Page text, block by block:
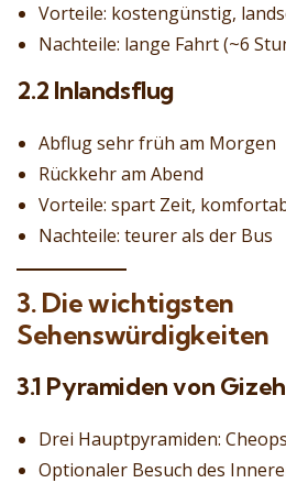
Vorteile: kostengünstig,
Nachteile: lange Fahrt (~6
2.2 Inlandsflug
Abflug sehr früh am Morgen
Rückkehr am Abend
Vorteile: spart Zeit,
Nachteile: teurer als der Bus
3. Die wichtigsten
Sehenswürdigkeiten
3.1 Pyramiden von Gizeh
Drei Hauptpyramiden:
Optionaler Besuch des